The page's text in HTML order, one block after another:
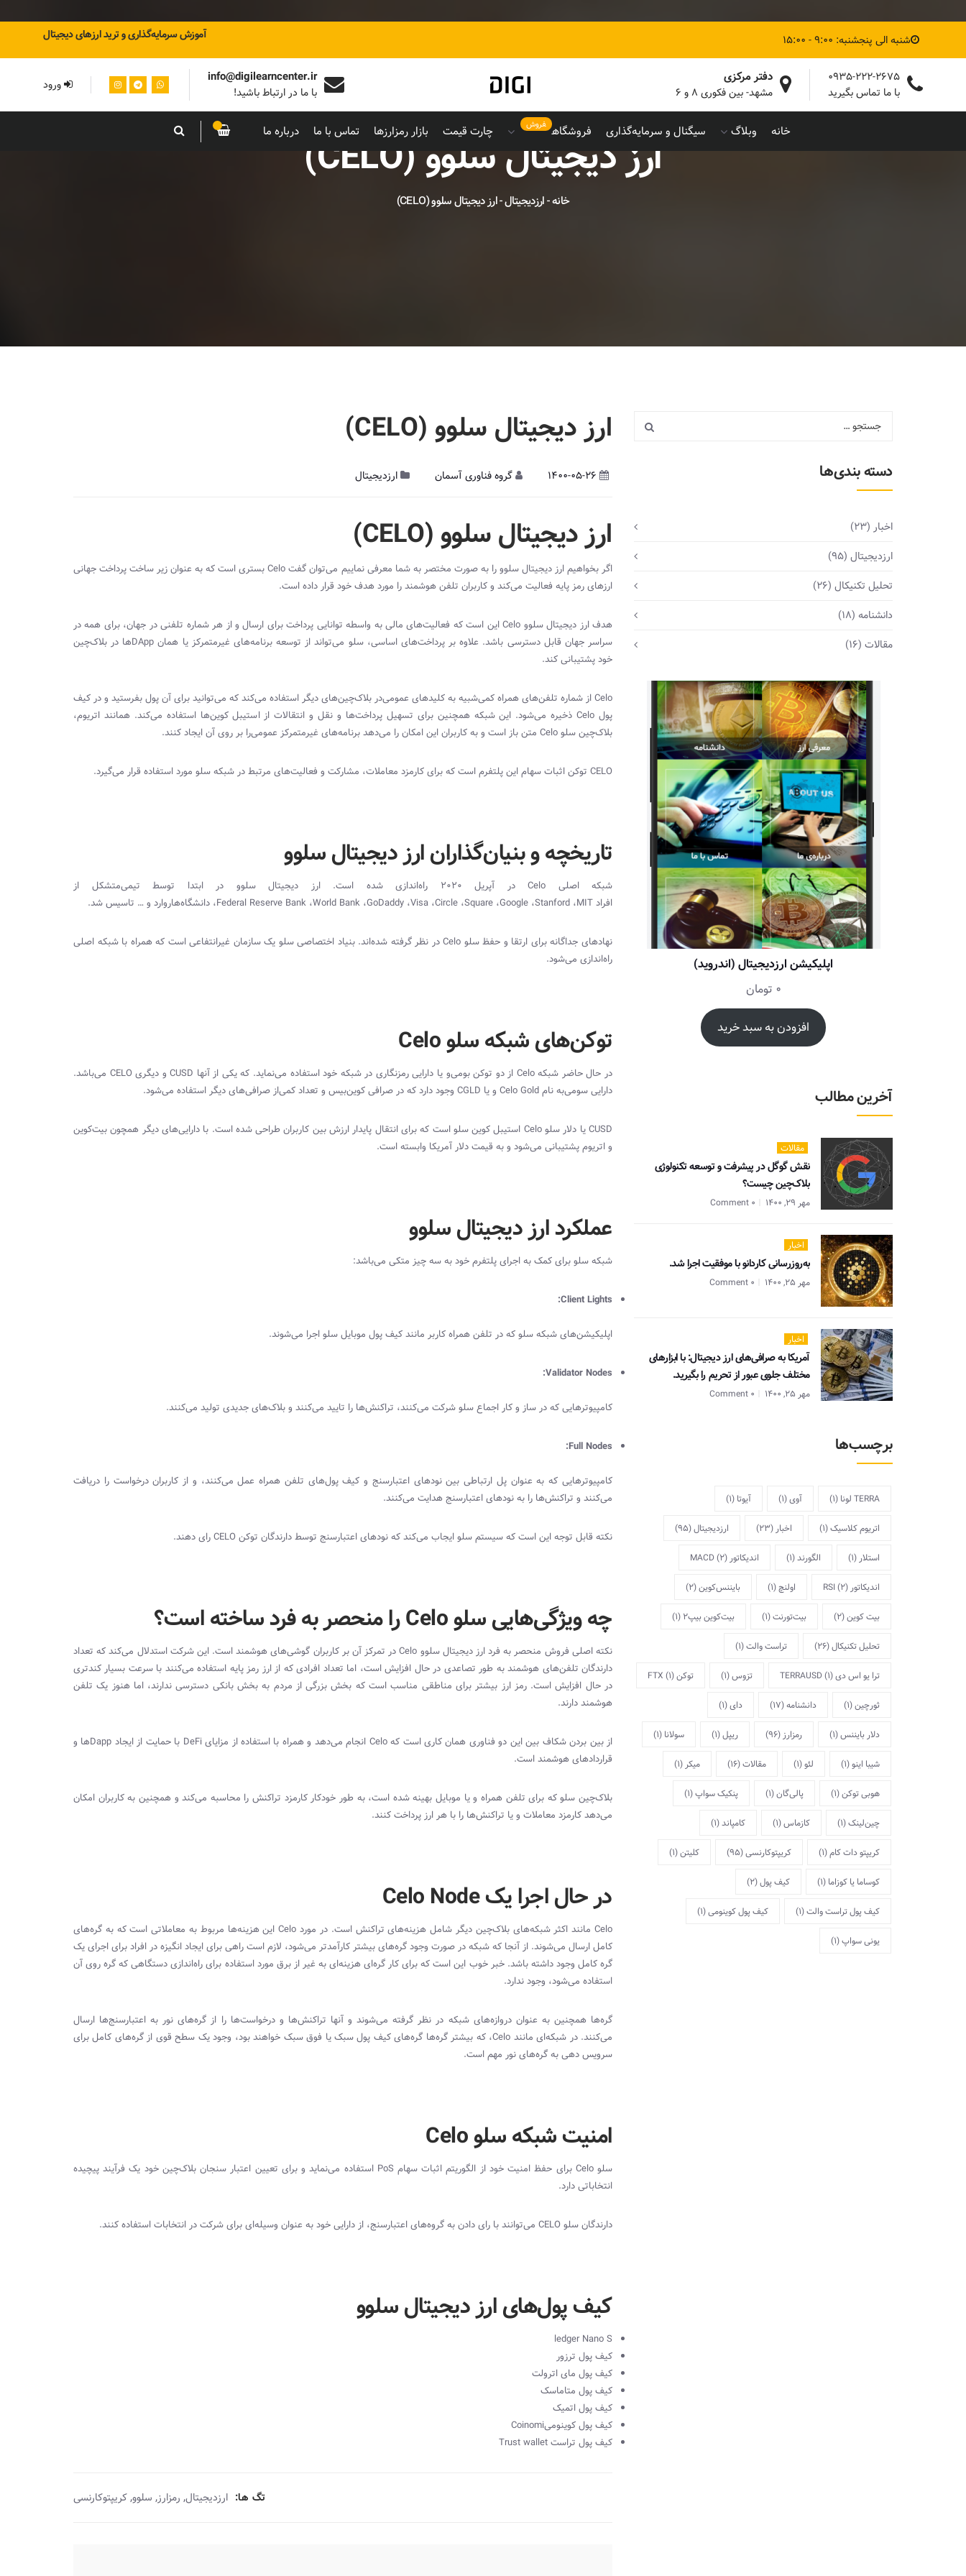
شنبه الی پنجشنبه: 9:00 - 15:00 آموزش سرمایه‌گذاری و ترید ارزهای دیجیتال
0935-222-2675
با ما تماس بگیرید
دفتر مرکزی
مشهد- بین فکوری ۸ و ۶
info@digilearncenter.ir
با ما در ارتباط باشید! ورود
خانه وبلاگ سیگنال و سرمایه‌گذاری فروشگاه فروش چارت قیمت بازار رمزارزها تماس با ما درباره ما ارز دیجیتال سلوو (CELO)
خانه-ارزدیجیتال-ارز دیجیتال سلوو (CELO)
ارز دیجیتال سلوو (CELO)
1400-05-26 گروه فناوری آسمان ارزدیجیتال
ارز دیجیتالسلوو (CELO
)
اگر بخواهیم ارز دیجیتال سلوو را به صورت مختصر به شما معرفی نماییم می‌توان گفتCeloبستری است که به عنوان زیر ساخت پرداخت جهانی
ارزهای رمز پایه فعالیت می‌کند و کاربران تلفن هوشمند را مورد هدف خود قرار داده است.
هدف ارز دیجیتال سلوو Celoاین است که فعالیت‌های مالی به واسطه توانایی پرداخت برای ارسال و از هر شماره تلفنی در جهان، برای همه در
سراسر جهان قابل دسترسی باشد. علاوه بر پرداخت‌های اساسی، سلو می‌تواند از توسعه برنامه‌های غیرمتمرکز یا همان DApp‌ها در بلاک‌چین
خود پشتیبانی کند.
Celoاز شماره تلفن‌های همراه کمی‌‌شبیه به کلیدهای عمومی‌در بلاک‌چین‌های دیگر استفاده می‌کند که می‌توانید برای آن پول بفرستید و در کیف
پول Celoذخیره می‌شود. این شبکه همچنین برای تسهیل پرداخت‌ها و نقل و انتقالات از استیبل کوین‌ها استفاده می‌کند. همانند اتریوم،
بلاک‌چین سلوCelo متن باز است و به کاربران این امکان را می‌دهد برنامه‌های غیرمتمرکز عمومی‌را بر روی آن ایجاد کنند.
CELO توکن اثبات سهام این پلتفرم است که برای کارمزد معاملات، مشارکت و فعالیت‌های مرتبط در شبکه سلو مورد استفاده قرار می‌گیرد.
تاریخچه و بنیان‌گذاران ارز دیجیتال سلوو
شبکه اصلی Celo
در آپریل 2020 راه‌اندازی شده است. ارز دیجیتال سلوو در ابتدا توسط تیمی‌‌متشکل از
افرادMIT، Stanford، Google، Square، Circle، Visa، GoDaddy، World Bank، Federal Reserve Bank، دانشگاه‌هاروارد و … تاسیس شد.
نهادهای جداگانه برای ارتقا و حفظ سلو Celoدر نظر گرفته شده‌اند. بنیاد اختصاصی سلو یک سازمان غیرانتفاعی است که همراه با شبکه اصلی
راه‌اندازی می‌شود.
توکن‌های شبکه سلو Celo
در حال حاضر شبکهCelo از دو توکن بومی‌‌و یا دارایی رمزنگاری در شبکه خود استفاده می‌نماید. که یکی از آنها CUSDو دیگریCELO می‌باشد.
دارایی سومی‌‌به نامCelo Gold و یا CGLD وجود دارد که در صرافی کوین‌بیس و تعداد کمی‌‌از صرافی‌های دیگر استفاده می‌شود.
CUSDیا دلار سلوCelo استیبل کوین سلو است که برای انتقال پایدار ارزش بین کاربران طراحی شده است. با دارایی‌های دیگر همچون بیت‌کوین
و اتریوم پشتیبانی می‌شود و به قیمت دلار آمریکا وابسته است.
عملکرد ارز دیجیتال سلوو
شبکه سلو برای کمک به اجرای پلتفرم خود به سه چیز متکی می‌باشد:
Client Lights
:
اپلیکیشن‌های شبکه سلو که در تلفن همراه کاربر مانند کیف پول موبایل سلو اجرا می‌شوند.
Validator Nodes
:
کامپیوترهایی که در ساز و کار اجماع سلو شرکت می‌کنند، تراکنش‌ها را تایید می‌کنند و بلاک‌های جدیدی تولید می‌کنند.
Full Nodes
:
کامپیوترهایی که به عنوان پل ارتباطی بین نودهای اعتبارسنج و کیف پول‌های تلفن همراه عمل می‌کنند، و از کاربران درخواست را دریافت
می‌کنند و تراکنش‌ها را به نودهای اعتبار‌سنج هدایت می‌کنند.
نکته قابل توجه این است که سیستم سلو ایجاب می‌کند که نودهای اعتبارسنج توسط دارندگان توکنCELOرای دهند.
چه ویژگی‌هایی سلو Celo را منحصر به فرد ساخته است؟
نکته اصلی فروش منحصر به فرد ارز دیجیتال سلوو Celoدر تمرکز آن بر کاربران گوشی‌های هوشمند است. این شرکت استدلال می‌کند که تعداد
دارندگان تلفن‌های هوشمند به طور تصاعدی در حال افزایش است، اما تعداد افرادی که از ارز رمز پایه استفاده می‌کنند با سرعت بسیار کندتری
در حال افزایش است. رمز ارز بیشتر برای مناطقی مناسب است که بخش بزرگی از مردم به بخش بانکی دسترسی ندارند، اما هنوز یک تلفن
هوشمند دارند.
از بین بردن شکاف بین این دو فناوری همان کاری است کهCelo انجام می‌دهد و همراه با استفاده از مزایایDeFi با حمایت از ایجاد Dappها و
قراردادهای هوشمند است.
بلاک‌چین سلو که برای تلفن همراه و یا موبایل بهینه شده است، به طور خودکار کارمزد تراکنش را محاسبه می‌کند و همچنین به کاربران امکان
می‌دهد کارمزد معاملات و یا تراکنش‌ها را با هر ارز پرداخت کنند.
در حال اجرا یک Celo Node
Celoمانند اکثر شبکه‌های بلاک‌چین دیگر شامل هزینه‌های تراکنش است. در مورد Celoاین هزینه‌ها مربوط به معاملاتی است که به گره‌های
کامل ارسال می‌شوند. از آنجا که شبکه در صورت وجود گره‌های بیشتر کارآمدتر می‌شود، لازم است راهی برای ایجاد انگیزه در افراد برای اجرای یک
گره کامل وجود داشته باشد. خبر خوب این است که برای کار گره‌ای هزینه‌ای به غیر از برق مورد استفاده برای راه‌اندازی دستگاهی که گره روی آن
استفاده می‌شود، وجود ندارد.
گره‌ها همچنین به عنوان دروازه‌های شبکه در نظر گرفته می‌شوند و آنها تراکنش‌ها و درخواست‌ها را از گره‌های نور به اعتبارسنج‌ها ارسال
می‌کنند. در شبکه‌ای مانند Celo، که بیشتر گره‌ها گره‌های کیف پول سبک یا فوق سبک خواهند بود، وجود یک سطح قوی از گره‌های کامل برای
سرویس دهی به گره‌های نور مهم است.
امنیت شبکه سلو Celo
سلوCelo برای حفظ امنیت خود از الگوریتم اثبات سهامPoS استفاده می‌نماید و برای تعیین اعتبار سنجان بلاک‌چین خود یک فرآیند پیچیده
انتخاباتی دارد.
دارندگان سلوCELO می‌توانند با رای دادن به گروه‌های اعتبارسنج، از دارایی خود به عنوان وسیله‌ای برای شرکت در انتخابات استفاده کنند.
کیف پول‌های ارز دیجیتال سلوو
ledger Nano S
کیف پول ترزور
کیف پول مای اترولت
کیف پول متاماسک
کیف پول اتمیک
کیف پول کوینومی‌‌Coinomi
کیف پول تراستTrust wallet
تگ ها: ارزدیجیتال, رمزارز, سلوو,کریپتوکارنسی
دسته بندی‌ها
اخبار (23)
ارزدیجیتال (95)
تحلیل تکنیکال (26)
دانشنامه (18)
مقالات (16)
اپلیکیشن ارزدیجیتال (اندروید)
0 تومان
افزودن به سبد خرید
آخرین مطالب
مقالات
نقش گوگل در پیشرفت و توسعه تکنولوژی
بلاک‌چین چیست؟
مهر 29, 1400 0 Comment
اخبار
به‌روزرسانی کاردانو با موفقیت اجرا شد.
مهر 25, 1400 0 Comment
اخبار
آمریکا به صرافی‌های ارز دیجیتال: با ابزارهای
مختلف جلوی عبور از تحریم را بگیرید.
مهر 25, 1400 0 Comment
برچسب‌ها
TERRA لونا (1) آوی(1) آیوتا (1)
اتریوم کلاسیک(1) اخبار (23) ارزدیجیتال(95)
استلار (1) الگورند(1) اندیکاتور MACD (2)
اندیکاتور RSI (2) اولنچ(1) بایننس‌کوین(2)
بیت کوین(2) بیت‌تورنت(1) بیت‌کوین بیپ2 (1)
تحلیل تکنیکال(26) تراست والت(1)
ترا یو اس دی TERRAUSD(1) تزوس(1) توکن FTX(1)
ثورچین(1) دانشنامه(17) دای(1)
دلار بایننس(1) رمزارز (96) ریپل(1) سولانا (1)
شیبا اینو(1) لئو(1) مقالات(16) میکر (1)
هوبی توکن(1) پالی‌گان(1) پنکیک سواپ(1)
چین‌لینک(1) کازماس(1) کامپاند(1)
کریپتو دات کام(1) کریپتوکارنسی(95) کلیتن(1)
کوساما یا کوزاما (1) کیف پول(2)
کیف پول تراست والت(1) کیف پول کوینومی(1)
یونی سواپ(1)